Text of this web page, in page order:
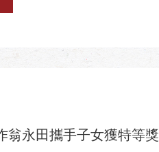
翁永田攜手子女獲特等獎